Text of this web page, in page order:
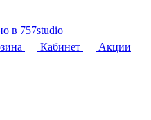
в 757studio
Кабинет
Акции